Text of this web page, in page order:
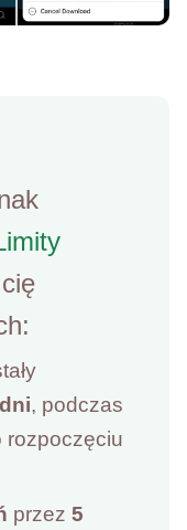
, podczas
rozpoczęciu
przez5